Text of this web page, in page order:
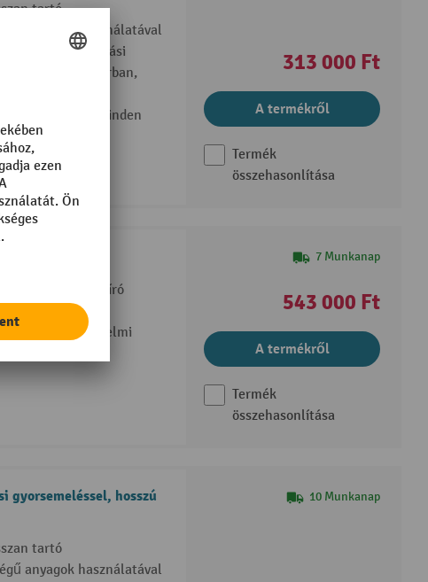
tartó
anyagok használatával
jelentő szállítási
gyártásban, iparban,
hosszú villák minden
313 000 Ft
A termékről
Termék
összehasonlítása
a strapabíró
ipari és kereskedelmi
7 Munkanap
543 000 Ft
A termékről
Termék
összehasonlítása
gyorsemeléssel, hosszú
tartó
anyagok használatával
10 Munkanap